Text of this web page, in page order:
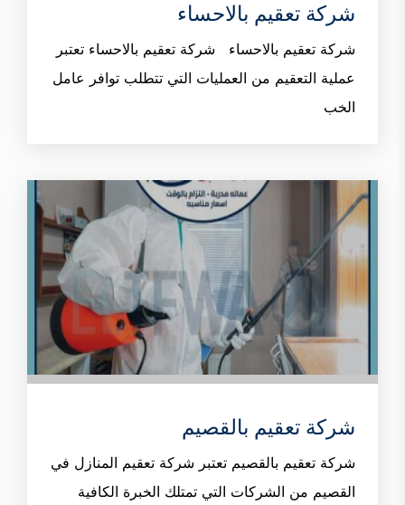
شركة تعقيم بالاحساء
شركة تعقيم بالاحساء شركة تعقيم بالاحساء تعتبر
عملية التعقيم من العمليات التي تتطلب توافر عامل
الخب
شركة تعقيم بالقصيم
شركة تعقيم بالقصيم تعتبر شركة تعقيم المنازل في
القصيم من الشركات التي تمتلك الخبرة الكافية